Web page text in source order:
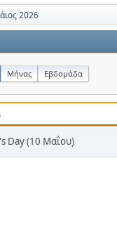
2026
Μήνας Εβδομάδα
Day (10 Μαΐου)